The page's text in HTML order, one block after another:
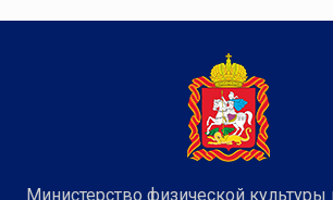
Министерство физической культуры